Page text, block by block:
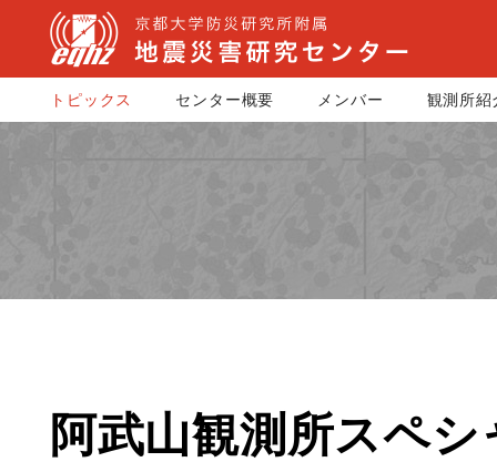
トピックス センター概要 メンバー 観測所紹
阿武山観測所スペ